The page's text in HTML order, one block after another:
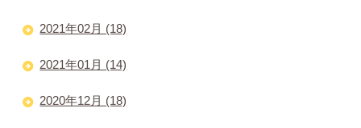
2021年02月 (18)
2021年01月 (14)
2020年12月 (18)